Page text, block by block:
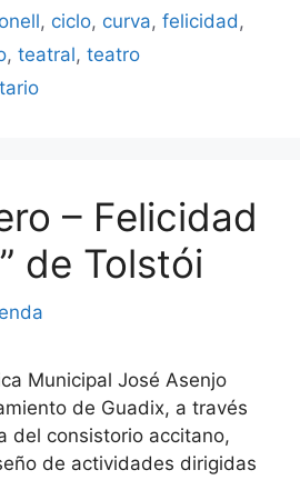
, ciclo, curva,felicidad ,
, teatral, teatro
– Felicidad
de Tolstói
Municipal José Asenjo
de Guadix, a través
del consistorio accitano,
de actividades dirigidas